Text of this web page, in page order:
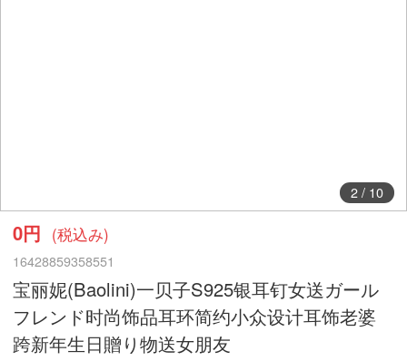
2/ 10
0円 (税込み)
16428859358551
宝丽妮(Baolini)一贝子S925银耳钉女送ガール
フレンド时尚饰品耳环简约小众设计耳饰老婆
跨新年生日贈り物送女朋友